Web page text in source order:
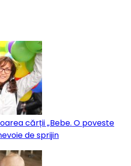
cărții „Bebe. O poveste
de sprijin